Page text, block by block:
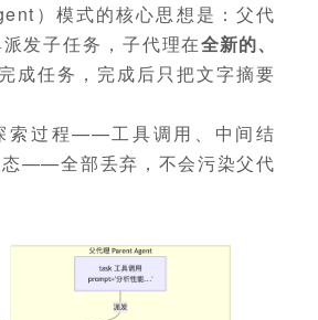
）模式的核心思想是：父代
发子任务，子代理在全新的、
成任务，完成后只把文字摘要
索过程——工具调用、中间结
态——全部丢弃，不会污染父代